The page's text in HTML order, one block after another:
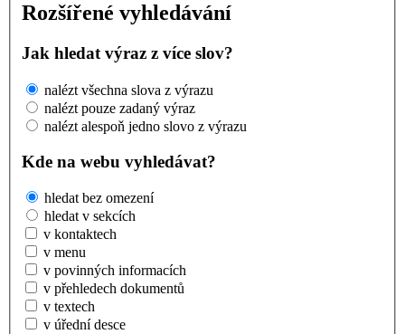
Rozšířené vyhledávání
Jak hledat výraz z více slov?
nalézt všechna slova z výrazu
nalézt pouze zadaný výraz
nalézt alespoň jedno slovo z výrazu
Kde na webu vyhledávat?
hledat bez omezení
hledat v sekcích
v kontaktech
v menu
v povinných informacích
v přehledech dokumentů
v textech
v úřední desce